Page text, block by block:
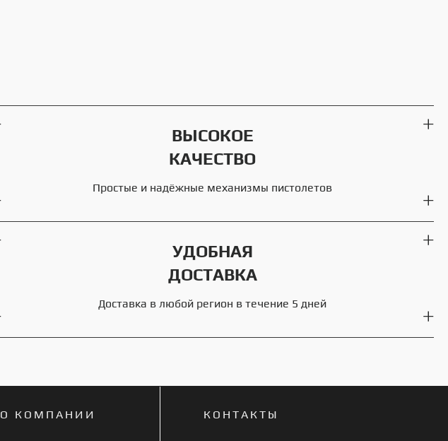
ВЫСОКОЕ
КАЧЕСТВО
Простые и надёжные механизмы пистолетов
УДОБНАЯ
ДОСТАВКА
Доставка в любой регион в течение 5 дней
О КОМПАНИИ КОНТАКТЫ